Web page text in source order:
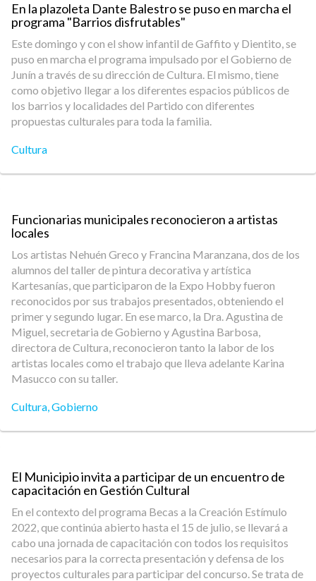
En la plazoleta Dante Balestro se puso en marcha el
programa "Barrios disfrutables"
Este domingo y con el show infantil de Gaffito y Dientito, se
puso en marcha el programa impulsado por el Gobierno de
Junín a través de su dirección de Cultura. El mismo, tiene
como objetivo llegar a los diferentes espacios públicos de
los barrios y localidades del Partido con diferentes
propuestas culturales para toda la familia.
Cultura
Funcionarias municipales reconocieron a artistas
locales
Los artistas Nehuén Greco y Francina Maranzana, dos de los
alumnos del taller de pintura decorativa y artística
Kartesanías, que participaron de la Expo Hobby fueron
reconocidos por sus trabajos presentados, obteniendo el
primer y segundo lugar. En ese marco, la Dra. Agustina de
Miguel, secretaria de Gobierno y Agustina Barbosa,
directora de Cultura, reconocieron tanto la labor de los
artistas locales como el trabajo que lleva adelante Karina
Masucco con su taller.
Cultura,Gobierno
El Municipio invita a participar de un encuentro de
capacitación en Gestión Cultural
En el contexto del programa Becas a la Creación Estímulo
2022, que continúa abierto hasta el 15 de julio, se llevará a
cabo una jornada de capacitación con todos los requisitos
necesarios para la correcta presentación y defensa de los
proyectos culturales para participar del concurso. Se trata de